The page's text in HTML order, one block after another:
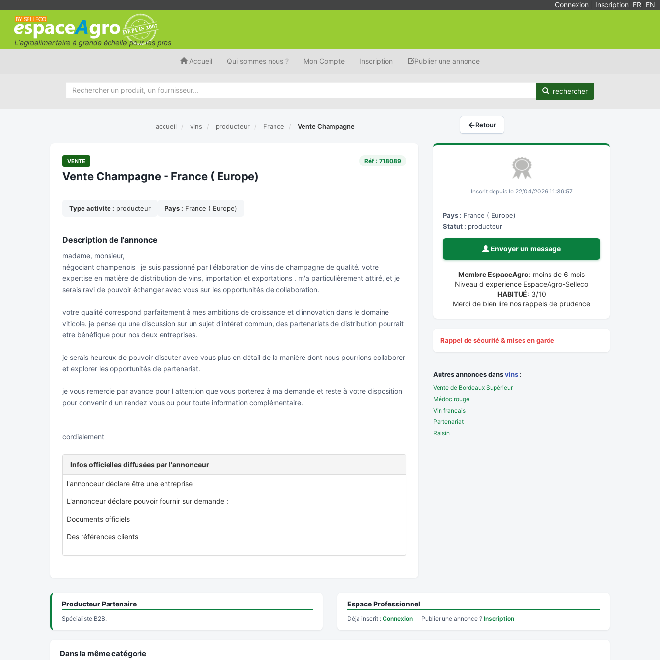
Connexion Inscription FR EN
Accueil Qui sommes nous ? Mon Compte Inscription Publier une annonce
rechercher
accueil vins producteur France Vente Champagne ←Retour
VENTE Réf : 718089
Vente Champagne - France ( Europe)
Type activite : producteur Pays : France ( Europe)
Description de l'annonce
madame, monsieur,
négociant champenois , je suis passionné par l'élaboration de vins de champagne de qualité. votre
expertise en matière de distribution de vins, importation et exportations . m'a particulièrement attiré, et je
serais ravi de pouvoir échanger avec vous sur les opportunités de collaboration.
votre qualité correspond parfaitement à mes ambitions de croissance et d'innovation dans le domaine
viticole. je pense qu une discussion sur un sujet d'intéret commun, des partenariats de distribution pourrait
etre bénéfique pour nos deux entreprises.
je serais heureux de pouvoir discuter avec vous plus en détail de la manière dont nous pourrions collaborer
et explorer les opportunités de partenariat.
je vous remercie par avance pour l attention que vous porterez à ma demande et reste à votre disposition
pour convenir d un rendez vous ou pour toute information complémentaire.
cordialement
Infos officielles diffusées par l'annonceur
l'annonceur déclare être une entreprise
L'annonceur déclare pouvoir fournir sur demande :
Documents officiels
Des références clients
Inscrit depuis le 22/04/2026 11:39:57
Pays : France ( Europe)
Statut : producteur
Envoyer un message
Membre EspaceAgro: moins de 6 mois
Niveau d experience EspaceAgro-Selleco
HABITUÉ: 3/10
Merci de bien lire nos rappels de prudence
Rappel de sécurité & mises en garde
Autres annonces dansvins :
Vente de Bordeaux Supérieur
Médoc rouge
Vin francais
Partenariat
Raisin
Producteur Partenaire
Spécialiste B2B.
Espace Professionnel
Déjà inscrit : Connexion Publier une annonce ? Inscription
Dans la même catégorie